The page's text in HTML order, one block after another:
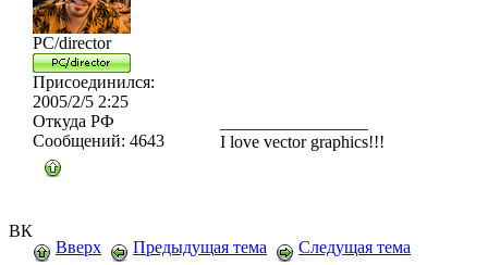
ВК
PC/director
Присоединился:
2005/2/5 2:25
Откуда РФ
Сообщений: 4643
I love vector graphics!!!
Вверх Предыдущая тема Следущая тема